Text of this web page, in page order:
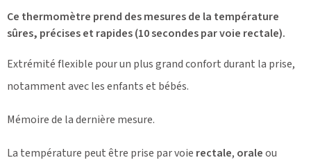
Ce thermomètre prend des mesures de la température
sûres, précises et rapides(10 secondes par voie rectale).
Extrémité flexible pour un plus grand confort durant la prise,
notamment avec les enfants et bébés.
Mémoire de la dernière mesure.
La température peut être prise par voie rectale, oraleou